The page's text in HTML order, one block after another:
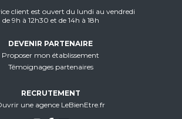
client est ouvert du lundi au vendredi
de 9h à 12h30 et de 14h à 18h
DEVENIR PARTENAIRE
Proposer mon établissement
Témoignages partenaires
RECRUTEMENT
une agence LeBienEtre.fr